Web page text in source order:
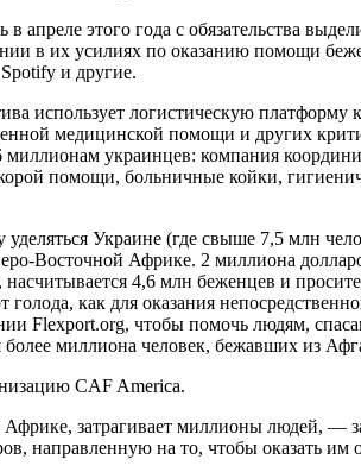
апреле этого года с обязательства
в их усилиях по оказанию помощи
и другие.
использует логистическую
медицинской помощи и других
украинцев: компания
помощи, больничные койки,
Украине (где свыше 7,5 млн
Восточной Африке. 2 миллиона
4,6 млн беженцев и
как для оказания
чтобы помочь людям,
миллиона человек, бежавших из
CAF America.
затрагивает миллионы людей,
направленную на то, чтобы оказать